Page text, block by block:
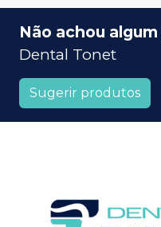
Não achou
Dental Tonet
Sugerir produtos